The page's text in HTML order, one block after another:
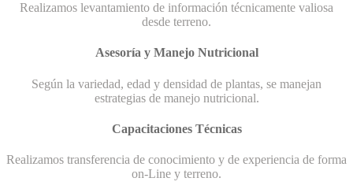
Realizamos levantamiento de información técnicamente valiosa
desde terreno.
Asesoría y Manejo Nutricional
Según la variedad, edad y densidad de plantas, se manejan
estrategias de manejo nutricional.
Capacitaciones Técnicas
Realizamos transferencia de conocimiento y de experiencia de forma
on-Line y terreno.